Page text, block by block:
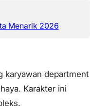
Menarik 2026
karyawan department
Karakter ini